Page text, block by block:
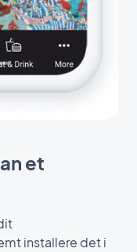
et
installere det i